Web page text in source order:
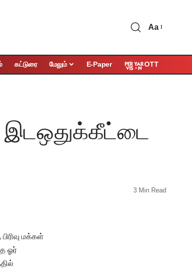
Aa
கட்டுரை மேலும் E-Paper OTT
இடஒதுக்கீட்டை
3 Min Read
மக்கள்
ஓர்